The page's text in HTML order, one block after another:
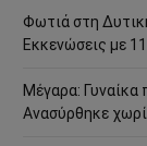
Φωτιά στη
Εκκενώσεις με
Μέγαρα:
Ανασύρθηκε